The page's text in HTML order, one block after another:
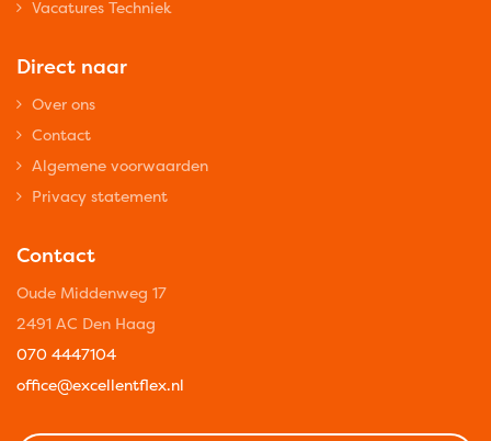
Vacatures Techniek
Direct naar
Over ons
Contact
Algemene voorwaarden
Privacy statement
Contact
Oude Middenweg 17
2491 AC Den Haag
070 4447104
office@excellentflex.nl